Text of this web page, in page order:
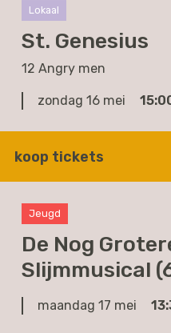
St. Genesius
12 Angry men
Lokaal
zondag 16 mei
koop tickets
De Nog
Slijmmusical
Jeugd
maandag 17 mei